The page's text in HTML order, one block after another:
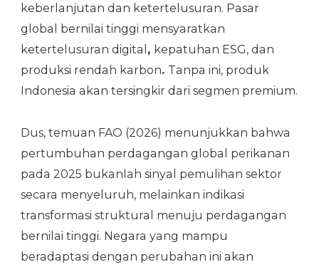
keberlanjutan dan ketertelusuran. Pasar
global bernilai tinggi mensyaratkan
ketertelusuran digital , kepatuhan ESG, dan
produksi rendah karbon. Tanpa ini, produk
Indonesia akan tersingkir dari segmen premium.
Dus, temuan FAO (2026) menunjukkan bahwa
pertumbuhan perdagangan global perikanan
pada 2025 bukanlah sinyal pemulihan sektor
secara menyeluruh, melainkan indikasi
transformasi struktural menuju perdagangan
bernilai tinggi. Negara yang mampu
beradaptasi dengan perubahan ini akan